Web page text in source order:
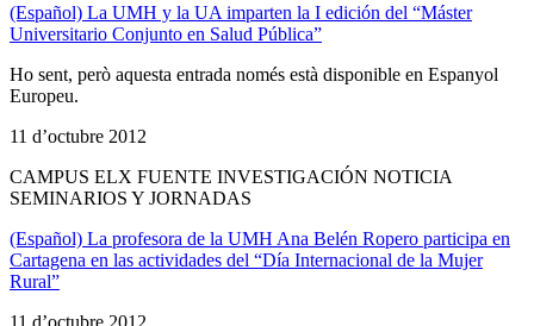
(Español) La UMH y la UA imparten la I edición del “Máster
Universitario Conjunto en Salud Pública”
Ho sent, però aquesta entrada només està disponible en Espanyol
Europeu.
11 d’octubre 2012
CAMPUS ELX FUENTE INVESTIGACIÓN NOTICIA
SEMINARIOS Y JORNADAS
(Español) La profesora de la UMH Ana Belén Ropero participa en
Cartagena en las actividades del “Día Internacional de la Mujer
Rural”
11 d’octubre 2012